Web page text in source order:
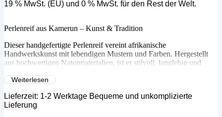
19 % MwSt. (EU) und 0 % MwSt. für den Rest der Welt.
Perlenreif aus Kamerun – Kunst & Tradition
Dieser handgefertigte Perlenreif vereint afrikanische
Handwerkskunst mit lebendigen Mustern und Farben. Hergestellt
aus hochwertigen Naturmaterialien, ist er stilvoll, langlebig und
🎨 Kulturelles Erbe in Farbe & Form
🤲 Unterstützt lokale Kunsthandwerker
Weiterlesen
Lieferzeit: 1-2 Werktage Bequeme und unkomplizierte
Lieferung